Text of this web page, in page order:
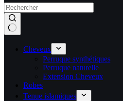
Cheveux
Perruque synthétiques
Perruque naturelle
Extension Cheveux
Robes
Tenue islamiques